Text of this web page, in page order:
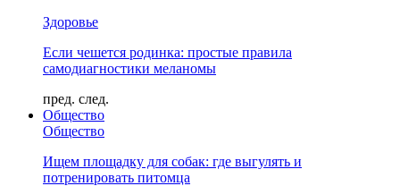
Здоровье
Если чешется родинка: простые правила
самодиагностики меланомы
пред. след.
Общество
Общество
Ищем площадку для собак: где выгулять и
потренировать питомца